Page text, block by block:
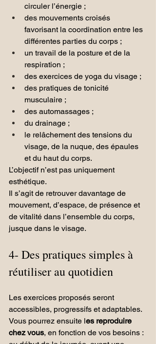
circuler l’énergie ;
des mouvements croisés
favorisant la coordination entre les
différentes parties du corps ;
un travail de la posture et de la
respiration ;
des exercices de yoga du visage ;
des pratiques de tonicité
musculaire ;
des automassages ;
du drainage ;
le relâchement des tensions du
visage, de la nuque, des épaules
et du haut du corps.
L’objectif n’est pas uniquement
esthétique.
Il s’agit de retrouver davantage de
mouvement, d’espace, de présence et
de vitalité dans l’ensemble du corps,
jusque dans le visage.
4- Des pratiques simples à
réutiliser au quotidien
Les exercices proposés seront
accessibles, progressifs et adaptables.
Vous pourrez ensuite les reproduire
chez vous, en fonction de vos besoins :